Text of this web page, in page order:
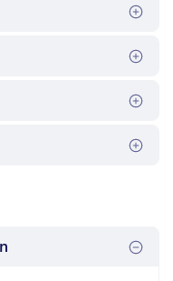
führt Sie durch
weiter zum
wert. Nach einer
in die Heimat.